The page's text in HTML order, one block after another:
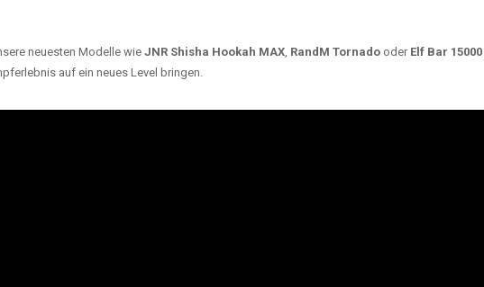
neuesten Modelle wie JNR Shisha Hookah MAX, RandM Tornado oder Elf Bar 15000
auf ein neues Level bringen.